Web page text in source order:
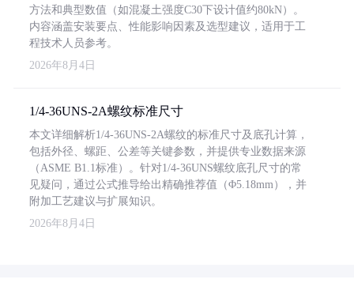
方法和典型数值（如混凝土强度C30下设计值约80kN）。
内容涵盖安装要点、性能影响因素及选型建议，适用于工
程技术人员参考。
2026年8月4日
1/4-36UNS-2A螺纹标准尺寸
本文详细解析1/4-36UNS-2A螺纹的标准尺寸及底孔计算，
包括外径、螺距、公差等关键参数，并提供专业数据来源
（ASME B1.1标准）。针对1/4-36UNS螺纹底孔尺寸的常
见疑问，通过公式推导给出精确推荐值（Φ5.18mm），并
附加工艺建议与扩展知识。
2026年8月4日